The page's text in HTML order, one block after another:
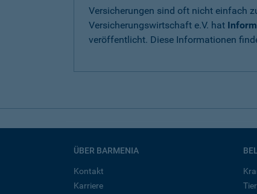
Versicherungen sind oft nicht einfach
Versicherungswirtschaft e.V. hat
veröffentlicht. Diese Informationen
ÜBER BARMENIA
Kontakt
Karriere